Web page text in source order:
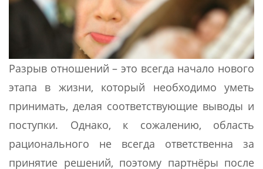
Разрыв отношений – это всегда начало нового
этапа в жизни, который необходимо уметь
принимать, делая соответствующие выводы и
поступки. Однако, к сожалению, область
рационального не всегда ответственна за
принятие решений, поэтому партнёры после